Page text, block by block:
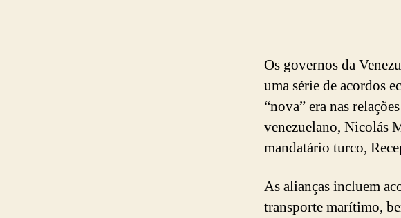
Os governos da
uma série de acordos
“nova” era nas
venezuelano, Nicolás
mandatário turco,
As alianças incluem
transporte marítimo,